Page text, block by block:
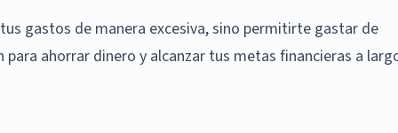
gastos de manera excesiva, sino permitirte gastar de
ahorrar dinero y alcanzar tus metas financieras a